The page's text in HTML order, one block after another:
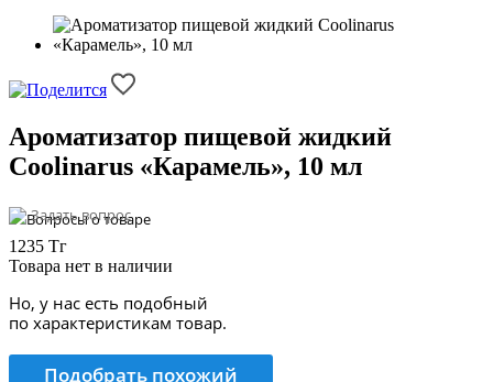
Ароматизатор пищевой жидкий
Coolinarus «Карамель», 10 мл
Задать вопрос
1235 Тг
Товара нет в наличии
Но, у нас есть подобный
по характеристикам товар.
Подобрать похожий